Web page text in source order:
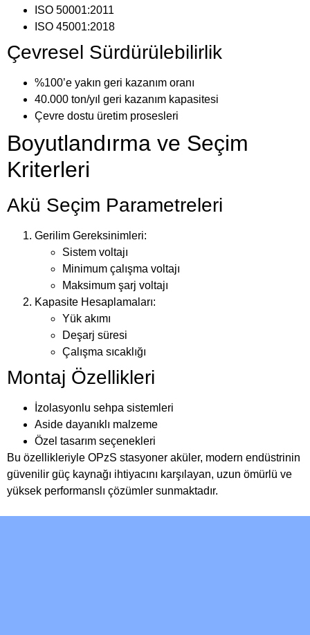
ISO 50001:2011
ISO 45001:2018
Çevresel Sürdürülebilirlik
%100’e yakın geri kazanım oranı
40.000 ton/yıl geri kazanım kapasitesi
Çevre dostu üretim prosesleri
Boyutlandırma ve Seçim
Kriterleri
Akü Seçim Parametreleri
Gerilim Gereksinimleri:
Sistem voltajı
Minimum çalışma voltajı
Maksimum şarj voltajı
Kapasite Hesaplamaları:
Yük akımı
Deşarj süresi
Çalışma sıcaklığı
Montaj Özellikleri
İzolasyonlu sehpa sistemleri
Aside dayanıklı malzeme
Özel tasarım seçenekleri
Bu özellikleriyle OPzS stasyoner aküler, modern endüstrinin
güvenilir güç kaynağı ihtiyacını karşılayan, uzun ömürlü ve
yüksek performanslı çözümler sunmaktadır.